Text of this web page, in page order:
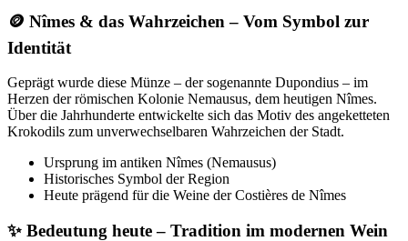
🪙 Nîmes & das Wahrzeichen – Vom Symbol zur
Identität
Geprägt wurde diese Münze – der sogenannte Dupondius – im
Herzen der römischen Kolonie Nemausus, dem heutigen Nîmes.
Über die Jahrhunderte entwickelte sich das Motiv des angeketteten
Krokodils zum unverwechselbaren Wahrzeichen der Stadt.
Ursprung im antiken Nîmes (Nemausus)
Historisches Symbol der Region
Heute prägend für die Weine der Costières de Nîmes
✨ Bedeutung heute – Tradition im modernen Wein